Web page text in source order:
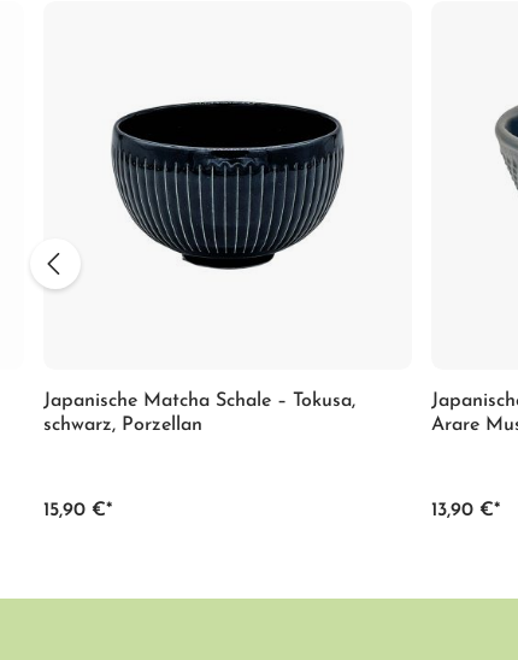
Japanische Matcha Schale – Tokusa,
schwarz, Porzellan
15,90 €*
Arare
13,90 €*